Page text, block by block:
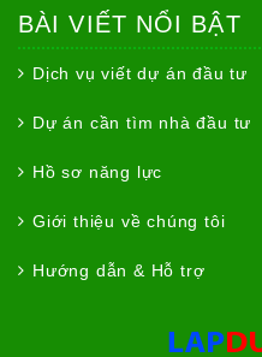
BÀI VIẾT NỔI BẬT
Dịch vụ viết dự án đầu tư
Dự án cần tìm nhà đầu tư
Hồ sơ năng lực
Giới thiệu về chúng tôi
Hướng dẫn & Hỗ trợ